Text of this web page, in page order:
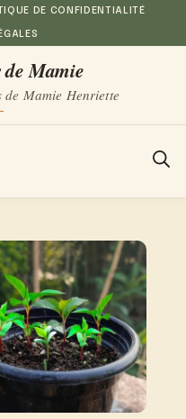
DE CONFIDENTIALITÉ
de Mamie
de Mamie Henriette